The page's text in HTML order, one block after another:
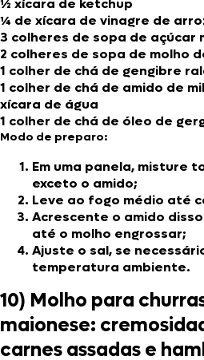
½ xícara de ketchup
¼ de xícara de vinagre de
3 colheres de sopa de açúcar
2 colheres de sopa de molho
1 colher de chá de gengibre
1 colher de chá de amido de
xícara de água
1 colher de chá de óleo de
Modo de preparo:
Em uma panela, misture
exceto o amido;
Leve ao fogo médio até
Acrescente o amido
até o molho engrossar;
Ajuste o sal, se
temperatura ambiente.
10) Molho para
maionese:
carnes assadas e